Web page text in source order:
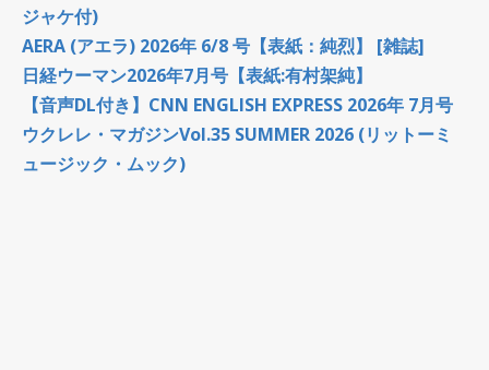
ジャケ付)
AERA (アエラ) 2026年 6/8 号【表紙：純烈】 [雑誌]
日経ウーマン2026年7月号【表紙:有村架純】
【音声DL付き】CNN ENGLISH EXPRESS 2026年 7月号
ウクレレ・マガジンVol.35 SUMMER 2026 (リットーミ
ュージック・ムック)